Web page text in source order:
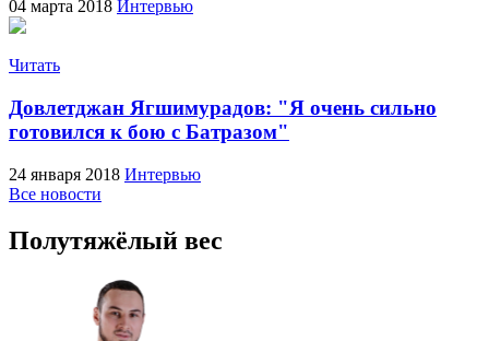
04 марта 2018 Интервью
Читать
Довлетджан Ягшимурадов: "Я очень сильно
готовился к бою с Батразом"
24 января 2018 Интервью
Все новости
Полутяжёлый вес